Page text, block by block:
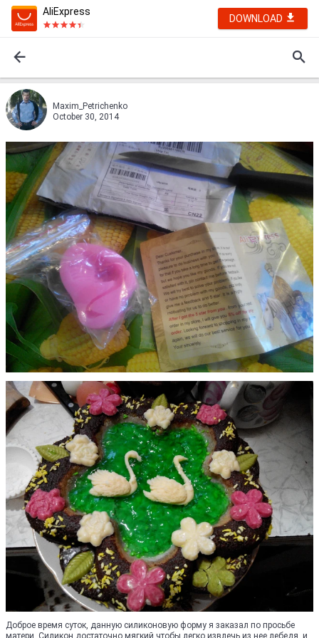
AliExpress
DOWNLOAD
Maxim_Petrichenko
October 30, 2014
Доброе время суток, данную силиконовую форму я заказал по просьбе
матери. Силикон достаточно мягкий чтобы легко извлечь из нее лебедя, и